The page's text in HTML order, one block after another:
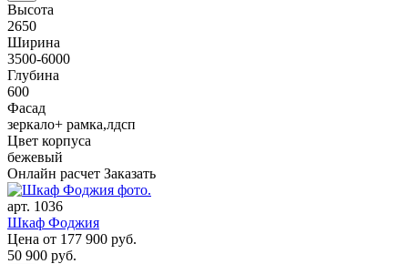
Высота
2650
Ширина
3500-6000
Глубина
600
Фасад
зеркало+ рамка,лдсп
Цвет корпуса
бежевый
Онлайн расчет Заказать
арт. 1036
Шкаф Фоджия
Цена от 177 900 руб.
50 900 руб.